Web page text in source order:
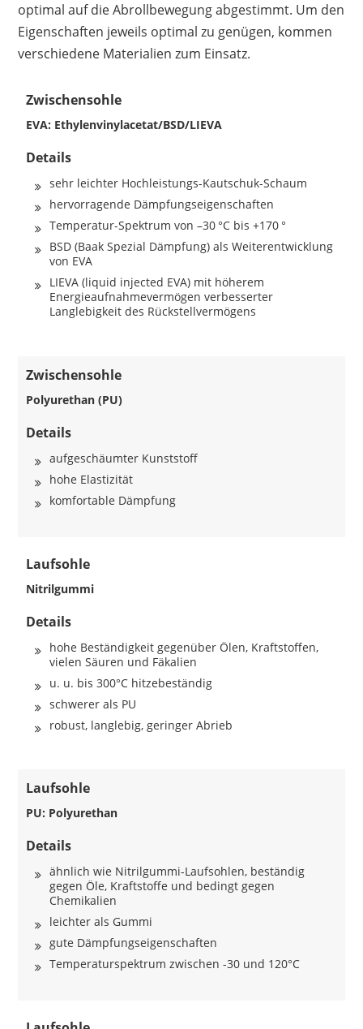
optimal auf die Abrollbewegung abgestimmt. Um den
Eigenschaften jeweils optimal zu genügen, kommen
verschiedene Materialien zum Einsatz.
Zwischensohle
EVA: Ethylenvinylacetat/BSD/LIEVA
Details
sehr leichter Hochleistungs-Kautschuk-Schaum
hervorragende Dämpfungseigenschaften
Temperatur-Spektrum von –30 °C bis +170 °
BSD (Baak Spezial Dämpfung) als Weiterentwicklung
von EVA
LIEVA (liquid injected EVA) mit höherem
Energieaufnahmevermögen verbesserter
Langlebigkeit des Rückstellvermögens
Zwischensohle
Polyurethan (PU)
Details
aufgeschäumter Kunststoff
hohe Elastizität
komfortable Dämpfung
Laufsohle
Nitrilgummi
Details
hohe Beständigkeit gegenüber Ölen, Kraftstoffen,
vielen Säuren und Fäkalien
u. u. bis 300°C hitzebeständig
schwerer als PU
robust, langlebig, geringer Abrieb
Laufsohle
PU: Polyurethan
Details
ähnlich wie Nitrilgummi-Laufsohlen, beständig
gegen Öle, Kraftstoffe und bedingt gegen
Chemikalien
leichter als Gummi
gute Dämpfungseigenschaften
Temperaturspektrum zwischen -30 und 120°C